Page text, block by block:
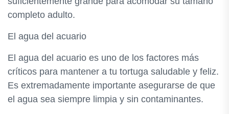
completo adulto.
El agua del acuario
El agua del acuario es uno de los factores más
críticos para mantener a tu tortuga saludable y feliz.
Es extremadamente importante asegurarse de que
el agua sea siempre limpia y sin contaminantes.